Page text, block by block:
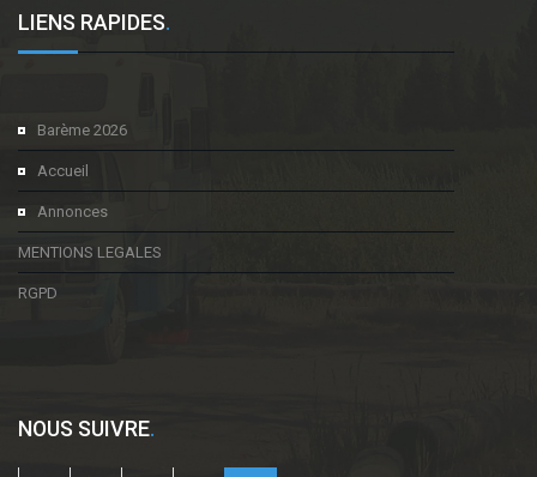
LIENS RAPIDES.
Barème 2026
Accueil
Annonces
MENTIONS LEGALES
RGPD
NOUS SUIVRE.